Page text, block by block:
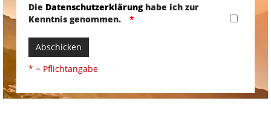
Die Datenschutzerklärunghabe ich zur
Kenntnis genommen.
Abschicken
* = Pflichtangabe